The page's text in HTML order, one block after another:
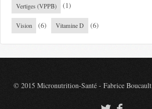
Vertiges (VPPB) (1)
Vision (6) Vitamine D (6)
© 2015 Micronutrition-Santé - Fabrice Boucault